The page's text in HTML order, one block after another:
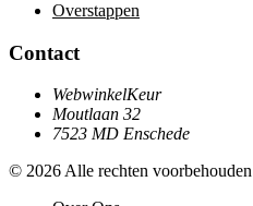
Overstappen
Contact
WebwinkelKeur
Moutlaan 32
7523 MD Enschede
© 2026 Alle rechten voorbehouden